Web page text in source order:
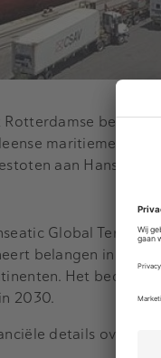
Rotterdamse bedrijf
maritieme en
aan Hanseatic.
Global
belangen in 21
Het bedrijf
2030.
details over de